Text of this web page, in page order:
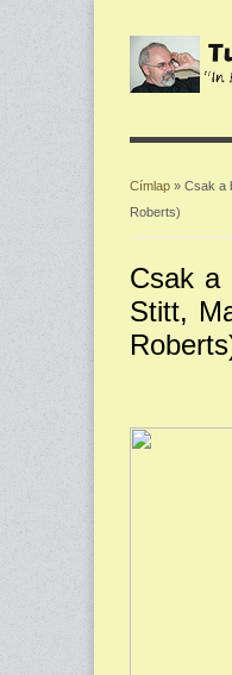
Jelenlegi
Címlap » Csak a
Roberts)
Csak a
Stitt,